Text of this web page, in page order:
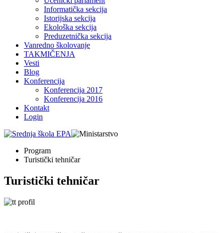
Informatička sekcija
Istorijska sekcija
Ekološka sekcija
Preduzetnička sekcija
Vanredno školovanje
TAKMIČENJA
Vesti
Blog
Konferencija
Konferencija 2017
Konferencija 2016
Kontakt
Login
Program
Turistički tehničar
Turistički tehničar